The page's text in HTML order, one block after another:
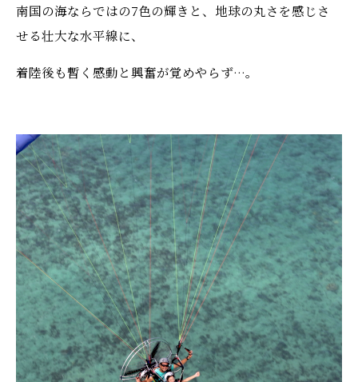
南国の海ならではの7色の輝きと、地球の丸さを感じさ
せる壮大な水平線に、
着陸後も暫く感動と興奮が覚めやらず…。